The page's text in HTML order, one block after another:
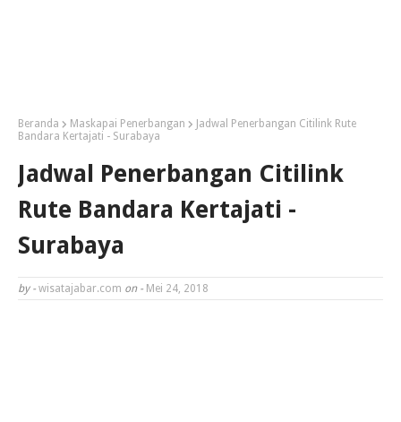
Beranda Maskapai Penerbangan
Jadwal Penerbangan Citilink Rute
Bandara Kertajati - Surabaya
Jadwal Penerbangan Citilink
Rute Bandara Kertajati -
Surabaya
by - wisatajabar.com on - Mei 24, 2018